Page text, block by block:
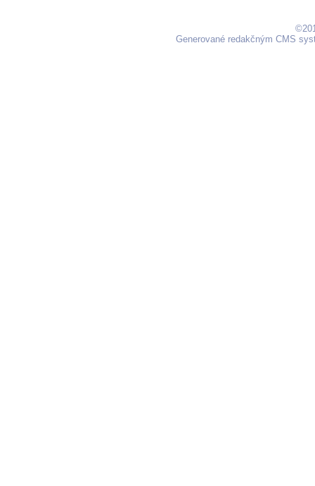
Generované redakčným CMS